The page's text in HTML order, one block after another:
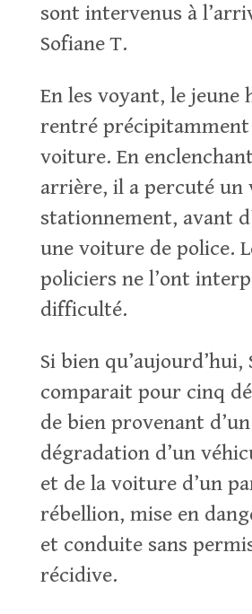
sont intervenus à
Sofiane T.
En les voyant, le jeune
rentré précipitamment
voiture. En
arrière, il a percuté un
stationnement, avant
une voiture de police.
policiers ne l’ont
difficulté.
Si bien qu’aujourd’hui,
comparait pour cinq
de bien provenant
dégradation d’un
et de la voiture d’un
rébellion, mise en
et conduite sans
récidive.